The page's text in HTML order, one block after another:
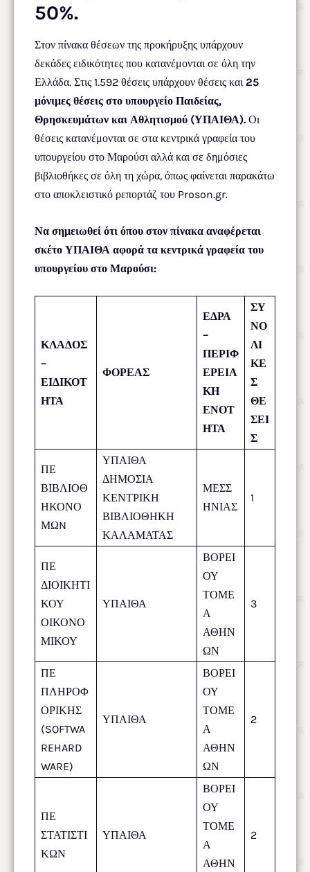
50%.
Στον πίνακα θέσεων της προκήρυξης υπάρχουν
δεκάδες ειδικότητες που κατανέμονται σε όλη την
Ελλάδα. Στις 1.592 θέσεις υπάρχουν θέσεις και 25
μόνιμες θέσεις στο υπουργείο Παιδείας,
Θρησκευμάτων και Αθλητισμού (ΥΠΑΙΘΑ). Οι
θέσεις κατανέμονται σε στα κεντρικά γραφεία του
υπουργείου στο Μαρούσι αλλά και σε δημόσιες
βιβλιοθήκες σε όλη τη χώρα, όπως φαίνεται παρακάτω
στο αποκλειστικό ρεπορτάζ του Proson.gr.
Να σημειωθεί ότι όπου στον πίνακα αναφέρεται
σκέτο ΥΠΑΙΘΑ αφορά τα κεντρικά γραφεία του
υπουργείου στο Μαρούσι:
ΚΛΑΔΟΣ
–
ΕΙΔΙΚΟΤ
ΗΤΑ
ΦΟΡΕΑΣ
ΕΔΡΑ
–
ΠΕΡΙΦ
ΕΡΕΙΑ
ΚΗ
ΕΝΟΤ
ΗΤΑ
ΣΥ
ΝΟ
ΛΙ
ΚΕ
Σ
ΘΕ
ΣΕΙ
Σ
ΠΕ
ΒΙΒΛΙΟΘ
ΗΚΟΝΟ
ΜΩN
ΥΠΑΙΘΑ
ΔΗΜΟΣΙΑ
ΚΕΝΤΡΙΚΗ
ΒΙΒΛΙΟΘΗΚΗ
ΚΑΛΑΜΑΤΑΣ
ΜΕΣΣ
ΗΝΙΑΣ
1
ΠΕ
ΔΙΟΙΚΗΤΙ
ΚΟΥ
ΟΙΚΟΝΟ
ΜΙΚΟΥ
ΥΠΑΙΘΑ
ΒΟΡΕΙ
ΟΥ
ΤΟΜΕ
Α
ΑΘΗΝ
ΩΝ
3
ΠΕ
ΠΛΗΡΟΦ
ΟΡΙΚΗΣ
(SOFTWA
REHARD
WARE)
ΥΠΑΙΘΑ
ΒΟΡΕΙ
ΟΥ
ΤΟΜΕ
Α
ΑΘΗΝ
ΩΝ
2
ΠΕ
ΣΤΑΤΙΣΤΙ
ΚΩΝ
ΥΠΑΙΘΑ
ΒΟΡΕΙ
ΟΥ
ΤΟΜΕ
Α
ΑΘΗΝ
2